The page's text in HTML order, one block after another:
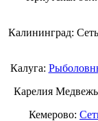
Калининград:
Калуга:
Карелия
Кемерово: